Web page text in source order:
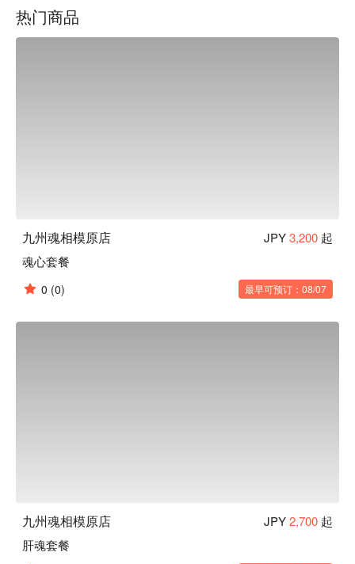
【招牌菜色】
乡土料理：使用产地直送的日南鸡、九州黑猪、真鲭鱼、现捞
热门商品
九州魂相模原店 JPY3,200 起
魂心套餐
0 (0) 最早可预订：08/07
九州魂相模原店 JPY2,700 起
肝魂套餐